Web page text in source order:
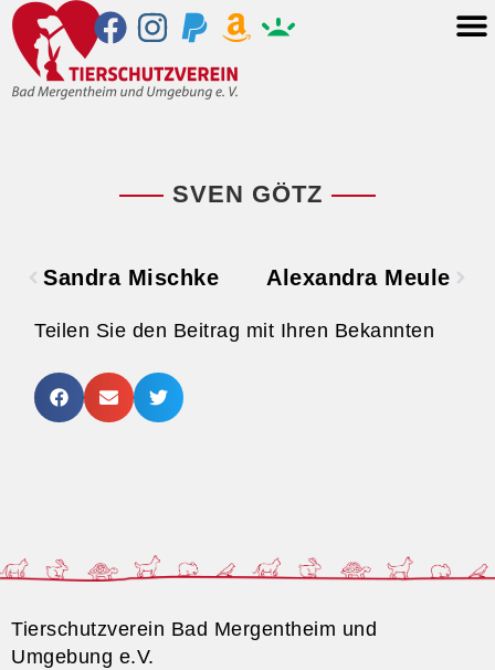
SVEN GÖTZ
Sandra Mischke Alexandra Meule
Teilen Sie den Beitrag mit Ihren Bekannten
Tierschutzverein Bad Mergentheim und
Umgebung e.V.